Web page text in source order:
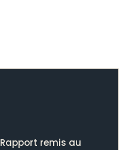
Rapport remis au